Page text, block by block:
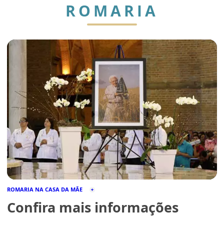
ROMARIA
ROMARIA NA CASA DA MÃE
Confira mais informações